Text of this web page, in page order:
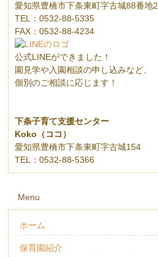
愛知県豊橋市下条東町字古城88番地2
TEL：0532-88-5335
FAX：0532-88-4234
公式LINEができました！
園見学や入園相談の申し込みなど、
個別のご相談に応じます！
下条子育て支援センター
Koko（ココ）
愛知県豊橋市下条東町字古城154
TEL：0532-88-5366
Menu
ホーム
保育園紹介